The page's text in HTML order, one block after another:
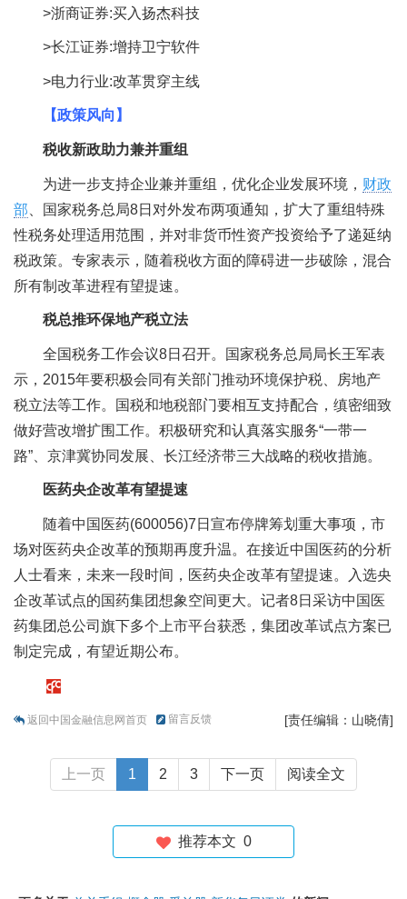
>浙商证券:买入扬杰科技
>长江证券:增持卫宁软件
>电力行业:改革贯穿主线
【政策风向】
税收新政助力兼并重组
为进一步支持企业兼并重组，优化企业发展环境， 财政
部 、国家税务总局8日对外发布两项通知，扩大了重组特殊
性税务处理适用范围，并对非货币性资产投资给予了递延纳
税政策。专家表示，随着税收方面的障碍进一步破除，混合
所有制改革进程有望提速。
税总推环保地产税立法
全国税务工作会议8日召开。国家税务总局局长王军表
示，2015年要积极会同有关部门推动环境保护税、房地产
税立法等工作。国税和地税部门要相互支持配合，缜密细致
做好营改增扩围工作。积极研究和认真落实服务“一带一
路”、京津冀协同发展、长江经济带三大战略的税收措施。
医药央企改革有望提速
随着中国医药(600056)7日宣布停牌筹划重大事项，市
场对医药央企改革的预期再度升温。在接近中国医药的分析
人士看来，未来一段时间，医药央企改革有望提速。入选央
企改革试点的国药集团想象空间更大。记者8日采访中国医
药集团总公司旗下多个上市平台获悉，集团改革试点方案已
制定完成，有望近期公布。
返回中国金融信息网首页 留言反馈 [责任编辑：山晓倩]
上一页 1 2 3 下一页 阅读全文
推荐本文 0